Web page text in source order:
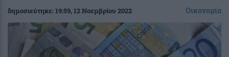
δημοσιεύτηκε:19:59, 12 Νοεμβρίου 2022 Οικονομία